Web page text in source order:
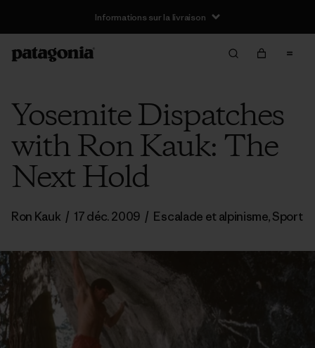
Informations sur la livraison
Yosemite Dispatches
with Ron Kauk: The
Next Hold
Ron Kauk / 17 déc. 2009 / Escalade et alpinisme,Sport